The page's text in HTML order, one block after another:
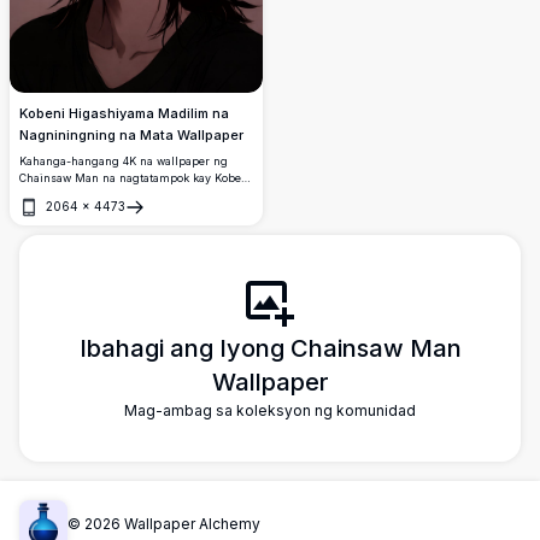
Kobeni Higashiyama Madilim na
Nagniningning na Mata Wallpaper
Kahanga-hangang 4K na wallpaper ng
Chainsaw Man na nagtatampok kay Kobeni
Higashiyama na may matinding
nagniningning na pulang mata sa isang
2064 × 4473
Buksan
Ibahagi ang Iyong Chainsaw Man
Wallpaper
Mag-ambag sa koleksyon ng komunidad
© 2026 Wallpaper Alchemy